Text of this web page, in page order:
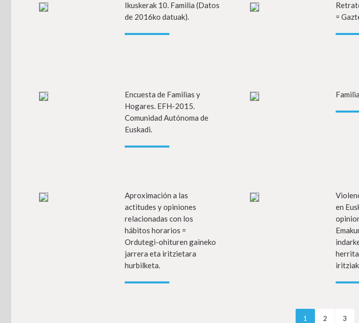
Ikuskerak 10. Familia (Datos
de 2016ko datuak).
Info gehiago
=
Encuesta de Familias y
Hogares. EFH-2015.
Comunidad Autónoma de
Euskadi.
Info gehiago
Aproximación a las
actitudes y opiniones
relacionadas con los
hábitos horarios =
Ordutegi-ohituren gaineko
jarrera eta iritzietara
hurbilketa.
Info gehiago
en
1 2 3